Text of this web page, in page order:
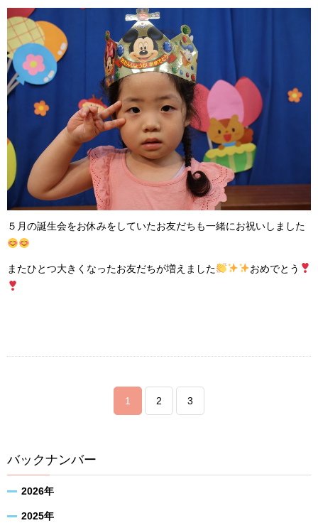
５月の誕生会をお休みをしていたお友だちも一緒にお祝いしました
またひとつ大きくなったお友だちが増えました おめでとう
1 2 3
バックナンバー
2026年
2025年